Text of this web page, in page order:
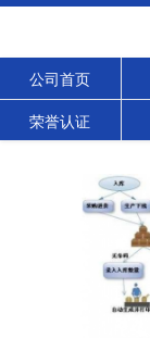
公司首页
荣誉认证